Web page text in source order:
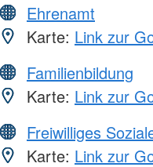
Ehrenamt
Karte: Link zur
Familienbildung
Karte: Link zur
Freiwilliges
Karte: Link zur